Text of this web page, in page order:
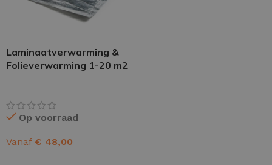
Laminaatverwarming &
Folieverwarming 1-20 m2
Op voorraad
Vanaf € 48,00